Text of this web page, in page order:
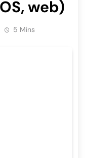
web)
5 Mins